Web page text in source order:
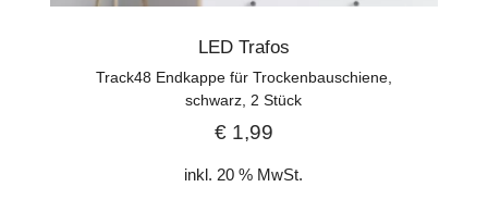
LED Trafos
Track48 Endkappe für Trockenbauschiene,
schwarz, 2 Stück
€1,99
inkl. 20 % MwSt.